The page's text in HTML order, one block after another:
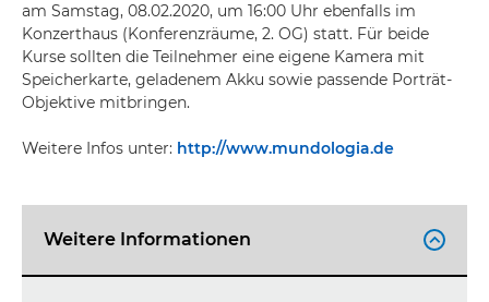
am Samstag, 08.02.2020, um 16:00 Uhr ebenfalls im
Konzerthaus (Konferenzräume, 2. OG) statt. Für beide
Kurse sollten die Teilnehmer eine eigene Kamera mit
Speicherkarte, geladenem Akku sowie passende Porträt-
Objektive mitbringen.
Weitere Infos unter: http://www.mundologia.de
Weitere Informationen 